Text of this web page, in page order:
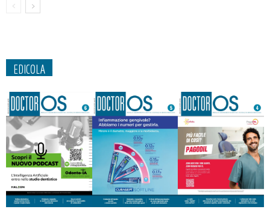
EDICOLA